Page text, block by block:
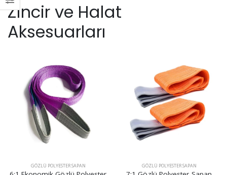
Zincir ve Halat
Aksesuarları
GÖZLÜ POLYESTER SAPAN GÖZLÜ POLYESTER SAPAN